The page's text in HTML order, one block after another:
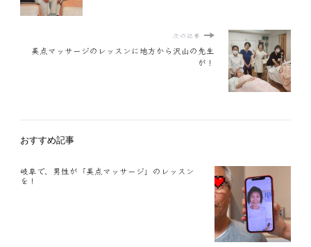
次の記事
美点マッサージのレッスンに地方から沢山の先生
が！
おすすめ記事
岐阜で、男性が「美点マッサージ」のレッスン
を！